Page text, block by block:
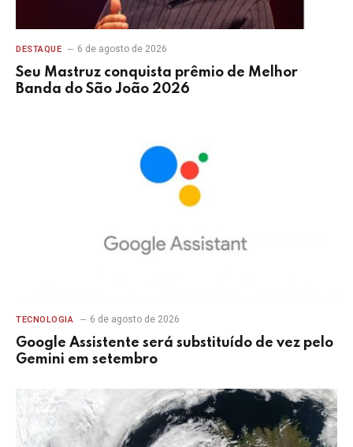
DESTAQUE 6 de agosto de 2026
Seu Mastruz conquista prêmio de Melhor
Banda do São João 2026
TECNOLOGIA 6 de agosto de 2026
Google Assistente será substituído de vez pelo
Gemini em setembro